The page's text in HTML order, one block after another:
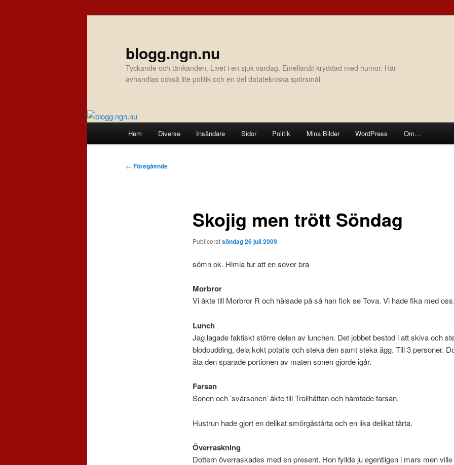
blogg.ngn.nu
Tyckande och tänkanden. Livet i en sjuk vardag. Emellanåt kryddad med humor. Här
avhandlas också lite politik och en del datatekniska spörsmål
Hem Diverse Insändare Sidor Politik Mina Bilder WordPress Om…
Inläggsnavigering
← Föregående
Skojig men trött Söndag
Publiceratsöndag 26 juli 2009
sömn ok. Himla tur att en sover bra
Morbror
Vi åkte till Morbror R och hälsade på så han fick se Tova. Vi hade fika med
Lunch
Jag lagade faktiskt större delen av lunchen. Det jobbet bestod i att skiva och
blodpudding, dela kokt potatis och steka den samt steka ägg. Till 3 personer.
äta den sparade portionen av maten sonen gjorde igår.
Farsan
Sonen och ’svärsonen’ åkte till Trollhättan och hämtade farsan.
Hustrun hade gjort en delikat smörgåstårta och en lika delikat tårta.
Överraskning
Dottern överraskades med en present. Hon fyllde ju egentligen i mars men